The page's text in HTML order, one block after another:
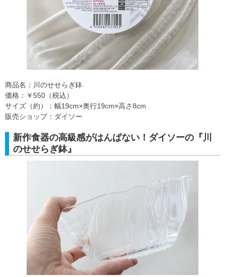
商品名：川のせせらぎ鉢
価格：￥550（税込）
サイズ（約）：幅19cm×奥行19cm×高さ8cm
販売ショップ：ダイソー
新作食器の高級感がはんぱない！ダイソーの『川
のせせらぎ鉢』